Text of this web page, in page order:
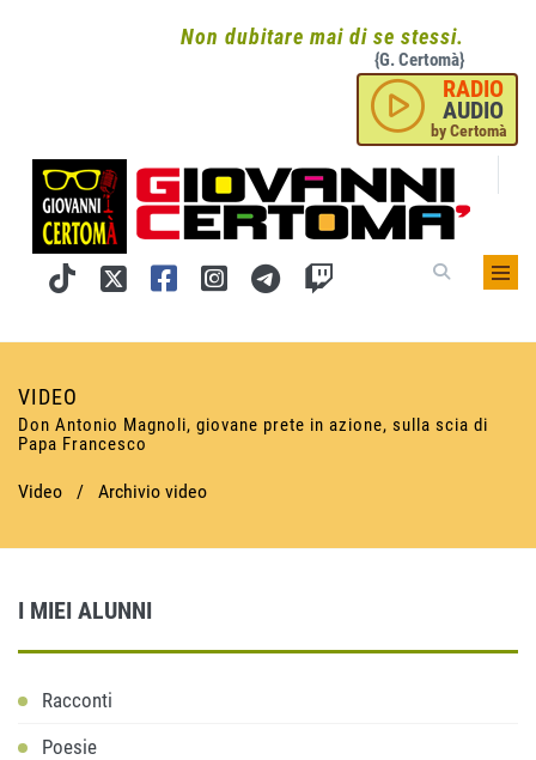
Non dubitare mai di se stessi.
{G. Certomà}
RADIO
AUDIO
by Certomà
VIDEO
Don Antonio Magnoli, giovane prete in azione, sulla scia di
Papa Francesco
Video / Archivio video
I MIEI ALUNNI
Racconti
Poesie